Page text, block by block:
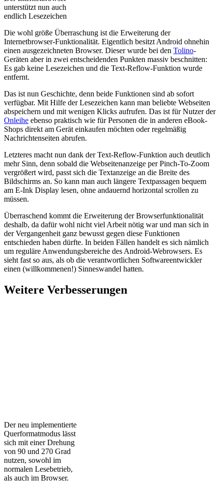
unterstützt nun auch
endlich Lesezeichen
Die wohl größe Überraschung ist die Erweiterung der
Internetbrowser-Funktionalität. Eigentlich besitzt Android ohnehin
einen ausgezeichneten Browser. Dieser wurde bei den Tolino-
Geräten aber in zwei entscheidenden Punkten massiv beschnitten:
Es gab keine Lesezeichen und die Text-Reflow-Funktion wurde
entfernt.
Das ist nun Geschichte, denn beide Funktionen sind ab sofort
verfügbar. Mit Hilfe der Lesezeichen kann man beliebte Webseiten
abspeichern und mit wenigen Klicks aufrufen. Das ist für Nutzer der
Onleihe ebenso praktisch wie für Personen die in anderen eBook-
Shops direkt am Gerät einkaufen möchten oder regelmäßig
Nachrichtenseiten abrufen.
Letzteres macht nun dank der Text-Reflow-Funktion auch deutlich
mehr Sinn, denn sobald die Webseitenanzeige per Pinch-To-Zoom
vergrößert wird, passt sich die Textanzeige an die Breite des
Bildschirms an. So kann man auch längere Textpassagen bequem
am E-Ink Display lesen, ohne andauernd horizontal scrollen zu
müssen.
Überraschend kommt die Erweiterung der Browserfunktionalität
deshalb, da dafür wohl nicht viel Arbeit nötig war und man sich in
der Vergangenheit ganz bewusst gegen diese Funktionen
entschieden haben dürfte. In beiden Fällen handelt es sich nämlich
um reguläre Anwendungsbereiche des Android-Webrowsers. Es
sieht fast so aus, als ob die verantwortlichen Softwareentwickler
einen (willkommenen!) Sinneswandel hatten.
Weitere Verbesserungen
Der neu implementierte
Querformatmodus lässt
sich mit einer Drehung
von 90 und 270 Grad
nutzen, sowohl im
normalen Lesebetrieb,
als auch im Browser.